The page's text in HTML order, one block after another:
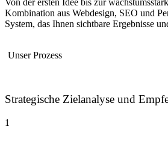
Von der ersten Idee bis zur
Kombination aus Webdesign, SEO und
System, das Ihnen sichtbare Ergebnisse
Unser Prozess
Strategische Zielanalyse und
1